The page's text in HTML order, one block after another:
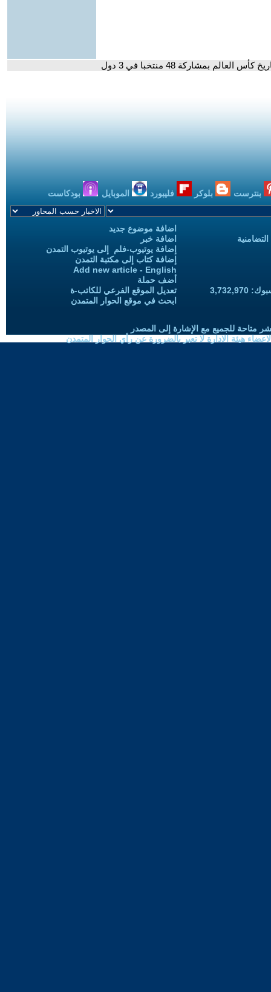
بنترست بلوكر فليبورد الموبايل بودكاست
اضافة موضوع جديد
اضافة خبر
إضافة يوتيوب-فلم إلى يوتيوب التمدن
إضافة كتاب إلى مكتبة التمدن
Add new article - English
أضف حملة
تعديل الموقع الفرعي للكاتب-ة
ابحث في موقع الحوار المتمدن
متاحة للجميع مع الإشارة إلى المصدر
هيئة الادارة لا تعبر بالضرورة عن رأي الحوار المتمدن